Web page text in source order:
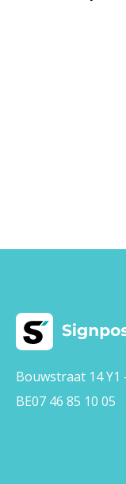
Bouwstraat 14 Y1
BE07 46 85 10 05